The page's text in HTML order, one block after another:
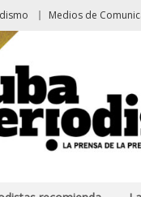
Medios de